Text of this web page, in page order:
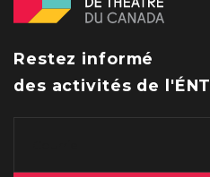
Restez informé
des activités de l'ÉNT